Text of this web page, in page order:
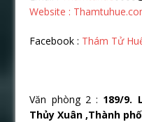
Website :
Facebook : Thám Tử
Văn phòng 2 : 189/9.
Thủy Xuân ,Thành